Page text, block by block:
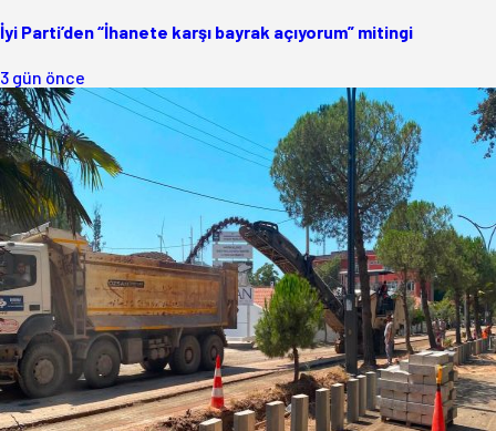
İyi Parti’den “İhanete karşı bayrak açıyorum” mitingi
3 gün önce